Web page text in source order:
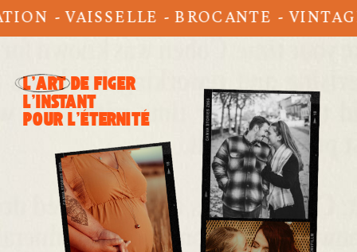
- VAISSELLE - BROCANTE -
L’ART DE FIGER
L’INSTANT
POUR L’ÉTERNITÉ